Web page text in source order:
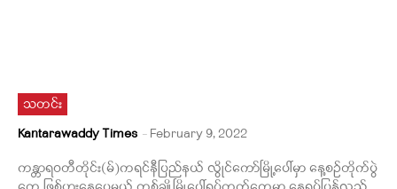
သတင်း
Kantarawaddy Times - February 9, 2022
ကန္တာရဝတီတိုင်း(မ်)ကရင်နီပြည်နယ် လွိုင်ကော်မြို့ပေါ်မှာ နေ့စဉ်တိုက်ပွဲ